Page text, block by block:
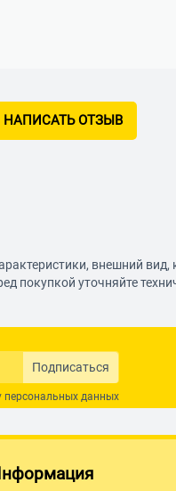
НАПИСАТЬ ОТЗЫВ
внешний
покупкой уточняйте
Подписаться
персональных данных